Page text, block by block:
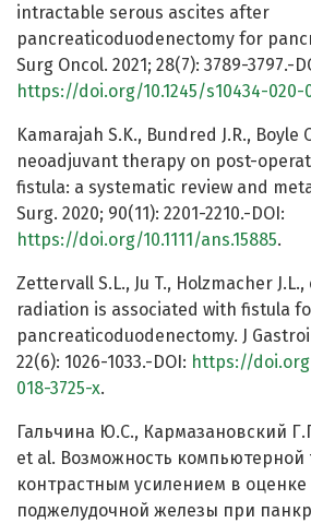
intractable serous ascites after
pancreaticoduodenectomy for
Surg Oncol. 2021; 28(7): 3789-3797.-
https://doi.org/10.1245/s10434-020-
Kamarajah S.K., Bundred J.R., Boyle
neoadjuvant therapy on post-
fistula: a systematic review and
Surg. 2020; 90(11): 2201-2210.-DOI:
https://doi.org/10.1111/ans.15885.
Zettervall S.L., Ju T., Holzmacher
radiation is associated with fistula
pancreaticoduodenectomy. J
22(6): 1026-1033.-DOI: https://
018-3725-x.
Гальчина Ю.С., Кармазановский
et al. Возможность компьютерной
контрастным усилением в оценке
поджелудочной железы при